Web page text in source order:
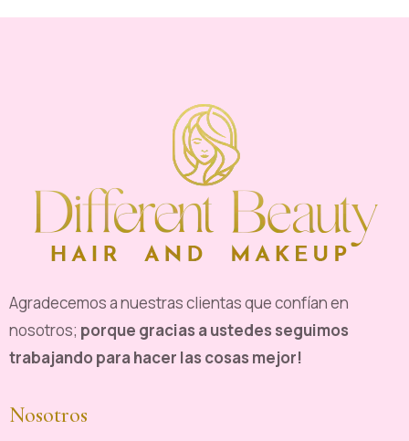
Agradecemos a nuestras clientas que confían en
nosotros; porque gracias a ustedes seguimos
trabajando para hacer las cosas mejor!
Nosotros